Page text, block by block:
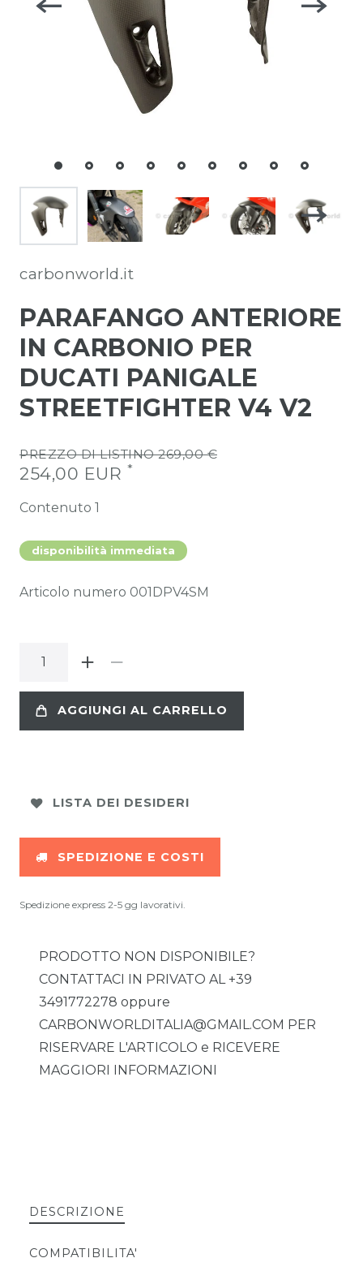
carbonworld.it
PARAFANGO ANTERIORE
IN CARBONIO PER
DUCATI PANIGALE
STREETFIGHTER V4 V2
PREZZO DI LISTINO 269,00 €
254,00 EUR *
Contenuto 1
disponibilità immediata
Articolo numero 001DPV4SM
AGGIUNGI AL CARRELLO
LISTA DEI DESIDERI
SPEDIZIONE E COSTI
Spedizione express 2-5 gg lavorativi.
PRODOTTO NON DISPONIBILE?
CONTATTACI IN PRIVATO AL +39
3491772278 oppure
CARBONWORLDITALIA@GMAIL.COM PER
RISERVARE L'ARTICOLO e RICEVERE
MAGGIORI INFORMAZIONI
DESCRIZIONE
COMPATIBILITA'